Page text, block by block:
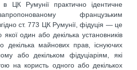
в ЦК Румунії практично ідентичне
французьким
ст. 773 ЦК Румунії, фідуція — це
один або декілька установників
декілька майнових прав, існуючих
або декільком фідуціаріям, які
на користь одного або декількох